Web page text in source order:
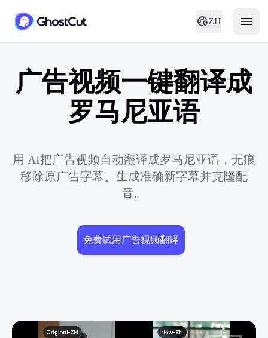
ZH
广告视频一键翻译成
罗马尼亚语
用 AI把广告视频自动翻译成罗马尼亚语，无痕
移除原广告字幕、生成准确新字幕并克隆配
音。
免费试用广告视频翻译